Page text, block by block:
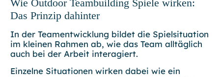
Wie Outdoor Teambuilding Spiele wirken:
Das Prinzip dahinter
In der Teamentwicklung bildet die Spielsituation
im kleinen Rahmen ab, wie das Team alltäglich
auch bei der Arbeit interagiert.
Einzelne Situationen wirken dabei wie ein